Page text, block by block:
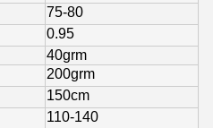
75-80
0.95
40grm
200grm
150cm
110-140